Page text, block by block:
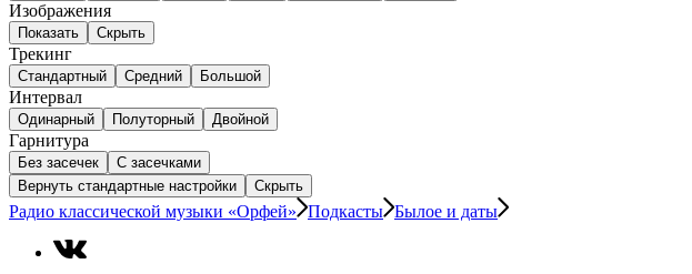
Изображения
Показать Скрыть
Трекинг
Стандартный Средний Большой
Интервал
Одинарный Полуторный Двойной
Гарнитура
Без засечек
С засечками
Вернуть стандартные настройки
Скрыть
Радио классической музыки «Орфей» Подкасты Былое и даты